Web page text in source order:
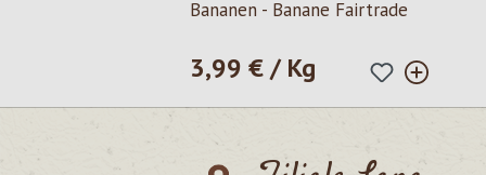
Bananen - Banane Fairtrade
Regulärer Preis:
3,99 € / Kg